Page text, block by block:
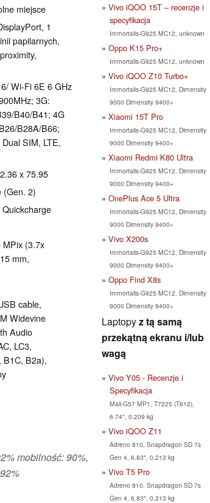
miejsce
1
papilarnych,
Wi-Fi 6E 6 GHz
3G:
B40/B41; 4G
B28A/B66;
SIM, LTE,
x 75.95
(Gen. 2)
Quickcharge
MPix (3.7x
mm,
cable,
Widevine
Audio
LC3,
B1C, B2a),
mobilność: 90%,
Vivo iQOO 15T – recenzje i
specyfikacja
Immortalis-G925 MC12, unknown
Oppo K15 Pro+
Immortalis-G925 MC12, unknown
Vivo iQOO Z10 Turbo+
Immortalis-G925 MC12, Dimensity
9000 Dimensity 9400+
Xiaomi 15T Pro
Immortalis-G925 MC12, Dimensity
9000 Dimensity 9400+
Xiaomi Redmi K80 Ultra
Immortalis-G925 MC12, Dimensity
9000 Dimensity 9400+
OnePlus Ace 5 Ultra
Immortalis-G925 MC12, Dimensity
9000 Dimensity 9400+
Vivo X200s
Immortalis-G925 MC12, Dimensity
9000 Dimensity 9400+
Oppo Find X8s
Immortalis-G925 MC12, Dimensity
9000 Dimensity 9400+
Laptopyz tą samą
przekątną ekranu i/lub
wagą
Vivo Y05 - Recenzje i
Specyfikacja
Mali-G57 MP1, T7225 (T612),
6.74", 0.209 kg
Vivo iQOO Z11
Adreno 810, Snapdragon SD 7s
Gen 4, 6.83", 0.213 kg
Vivo T5 Pro
Adreno 810, Snapdragon SD 7s
Gen 4, 6.83", 0.213 kg